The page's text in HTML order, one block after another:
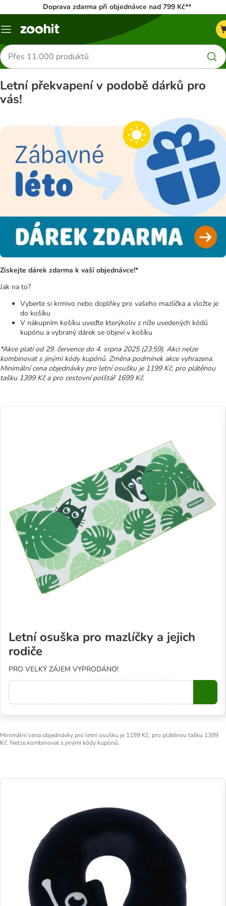
Doprava zdarma při objednávce nad 799 Kč**
Menu
Hledat
produkty
Letní překvapení v podobě dárků pro
vás!
Získejte dárek zdarma k vaší objednávce!*
Jak na to?
Vyberte si krmivo nebo doplňky pro vašeho mazlíčka a vložte je
do košíku
V nákupním košíku uveďte kterýkoliv z níže uvedených kódů
kupónu a vybraný dárek se objeví v košíku
*Akce platí od 29. července do 4. srpna 2025 (23:59). Akci nelze
kombinovat s jinými kódy kupónů. Změna podmínek akce vyhrazena.
Minimální cena objednávky pro letní osušku je 1199 Kč, pro plátěnou
tašku 1399 Kč a pro cestovní polštář 1699 Kč.
Letní osuška pro mazlíčky a jejich
rodiče
PRO VELKÝ ZÁJEM VYPRODÁNO!
Minimální cena objednávky pro letní osušku je 1199 Kč, pro plátěnou tašku 1399
Kč. Nelze kombinovat s jinými kódy kupónů.